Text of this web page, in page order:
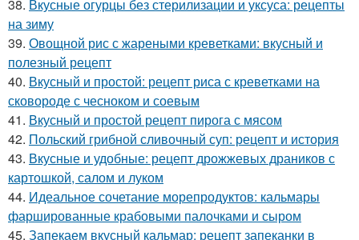
38. Вкусные огурцы без стерилизации и уксуса: рецепты
на зиму
39. Овощной рис с жареными креветками: вкусный и
полезный рецепт
40. Вкусный и простой: рецепт риса с креветками на
сковороде с чесноком и соевым
41. Вкусный и простой рецепт пирога с мясом
42. Польский грибной сливочный суп: рецепт и история
43. Вкусные и удобные: рецепт дрожжевых драников с
картошкой, салом и луком
44. Идеальное сочетание морепродуктов: кальмары
фаршированные крабовыми палочками и сыром
45. Запекаем вкусный кальмар: рецепт запеканки в